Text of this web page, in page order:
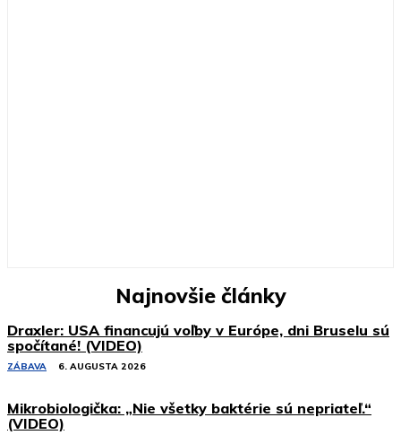
Najnovšie články
Draxler: USA financujú voľby v Európe, dni Bruselu sú
spočítané! (VIDEO)
ZÁBAVA 6. AUGUSTA 2026
Mikrobiologička: „Nie všetky baktérie sú nepriateľ.“
(VIDEO)